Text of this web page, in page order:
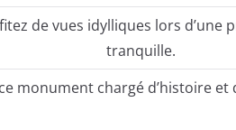
de vues idylliques lors d’une
tranquille.
monument chargé d’histoire et